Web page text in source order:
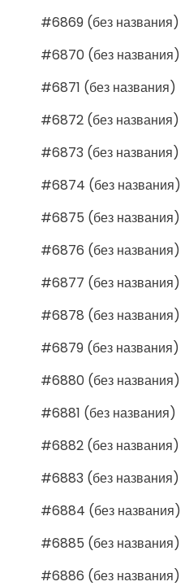
#6869 (без названия)
#6870 (без названия)
#6871 (без названия)
#6872 (без названия)
#6873 (без названия)
#6874 (без названия)
#6875 (без названия)
#6876 (без названия)
#6877 (без названия)
#6878 (без названия)
#6879 (без названия)
#6880 (без названия)
#6881 (без названия)
#6882 (без названия)
#6883 (без названия)
#6884 (без названия)
#6885 (без названия)
#6886 (без названия)